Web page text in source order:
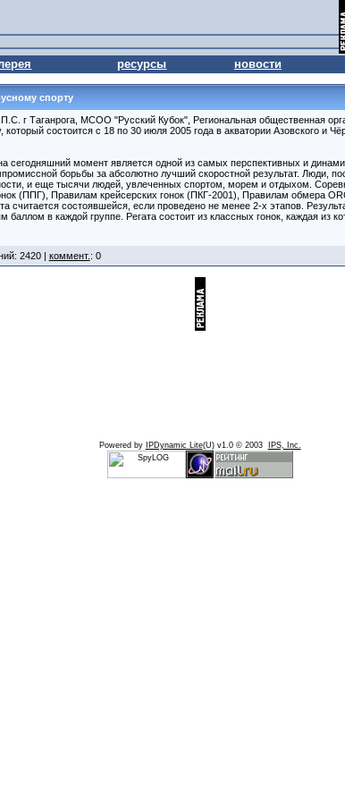
ресурсы новости
спорту
г Таганрога, МСОО "Русский Кубок", Региональная общественная
состоится с 18 по 30 июля 2005 года в акватории Азовского и
сегодняшний момент является одной из самых перспективных и
борьбы за абсолютно лучший скоростной результат. Люди,
и еще тысячи людей, увлеченных спортом, морем и отдыхом.
(ППГ), Правилам крейсерских гонок (ПКГ-2001), Правилам обмера
считается состоявшейся, если проведено не менее 2-х этапов.
баллом в каждой группе. Регата состоит из классных гонок, каждая из
2420 | коммент. : 0
Powered by IPDynamic Lite(U) v1.0 © 2003 IPS, Inc.